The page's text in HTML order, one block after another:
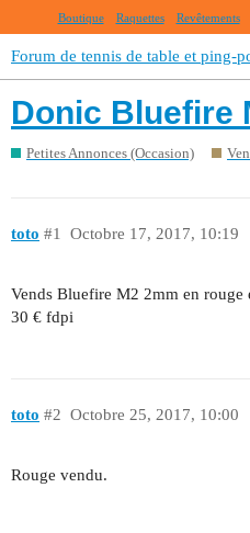
Boutique Raquettes Revêtements
Forum de tennis de table et ping-
Donic Bluefire
Petites Annonces (Occasion)
toto Octobre 17, 2017, 10:19
#1
Vends Bluefire M2 2mm en rouge
30 € fdpi
toto Octobre 25, 2017, 10:00
#2
Rouge vendu.